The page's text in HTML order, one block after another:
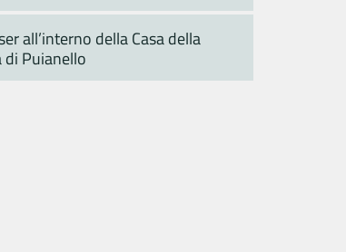
all’interno della Casa della
di Puianello